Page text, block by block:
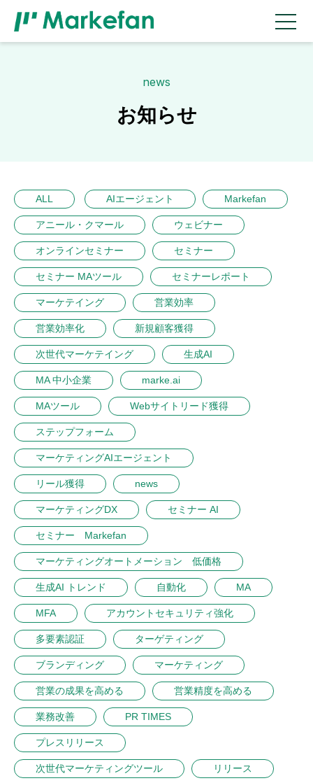
news
お知らせ
ALL AIエージェント Markefan
アニール・クマール ウェビナー
オンラインセミナー セミナー
セミナー MAツール セミナーレポート
マーケテイング 営業効率
営業効率化 新規顧客獲得
次世代マーケテイング 生成AI
MA 中小企業 marke.ai
MAツール Webサイトリード獲得
ステップフォーム
マーケティングAIエージェント
リール獲得 news
マーケティングDX セミナー AI
セミナー Markefan
マーケティングオートメーション 低価格
生成AI トレンド 自動化 MA
MFA アカウントセキュリティ強化
多要素認証 ターゲティング
ブランディング マーケティング
営業の成果を高める 営業精度を高める
業務改善 PR TIMES
プレスリリース
次世代マーケティングツール リリース